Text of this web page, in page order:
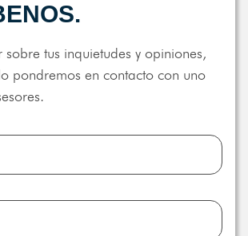
sobre tus inquietudes y opiniones,
pondremos en contacto con uno